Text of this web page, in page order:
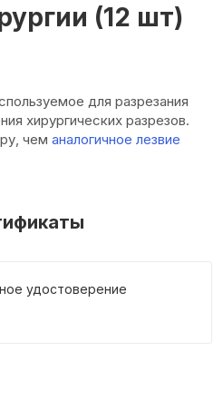
(12 шт)
для разрезания
хирургических разрезов.
чем аналогичное лезвие
удостоверение